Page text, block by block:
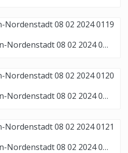
Hexenball Wiesbaden-Nordenstadt 08 02 2024 0119
Hexenball Wiesbaden-Nordenstadt 08 02 2024 0120
Hexenball Wiesbaden-Nordenstadt 08 02 2024 0121